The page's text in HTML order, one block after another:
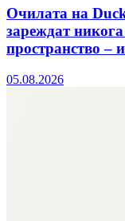
Очилата на
зареждат
пространство –
05.08.2026